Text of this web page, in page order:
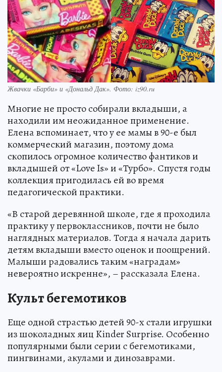
Жвачки «Барби» и «Дональд Дак». Фото: iz90.ru
Многие не просто собирали вкладыши, а
находили им неожиданное применение.
Елена вспоминает, что у ее мамы в 90-е был
коммерческий магазин, поэтому дома
скопилось огромное количество фантиков и
вкладышей от «Love Is» и «Турбо». Спустя годы
коллекция пригодилась ей во время
педагогической практики.
«В старой деревянной школе, где я проходила
практику у первоклассников, почти не было
наглядных материалов. Тогда я начала дарить
детям вкладыши вместо оценок и поощрений.
Малыши радовались таким «наградам»
невероятно искренне», – рассказала Елена.
Культ бегемотиков
Еще одной страстью детей 90-х стали игрушки
из шоколадных яиц Kinder Surprise. Особенно
популярными были серии с бегемотиками,
пингвинами, акулами и динозаврами.